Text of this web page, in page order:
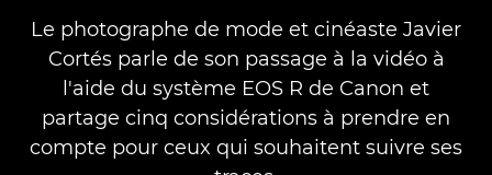
Le photographe de mode et cinéaste Javier
Cortés parle de son passage à la vidéo à
l'aide du système EOS R de Canon et
partage cinq considérations à prendre en
compte pour ceux qui souhaitent suivre ses